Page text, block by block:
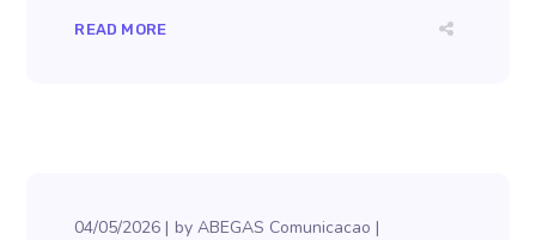
READ MORE
04/05/2026 byABEGAS Comunicacao